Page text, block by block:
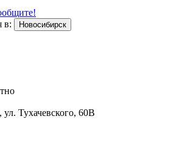
в:
Новосибирск
Тухачевского, 60В